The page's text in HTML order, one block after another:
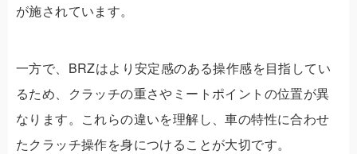
が施されています。
一方で、BRZはより安定感のある操作感を目指してい
るため、クラッチの重さやミートポイントの位置が異
なります。これらの違いを理解し、車の特性に合わせ
たクラッチ操作を身につけることが大切です。